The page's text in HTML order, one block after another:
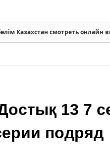
Казахстан смотреть онлайн
13 7
подряд
치북5
치북5
치북5
치북5